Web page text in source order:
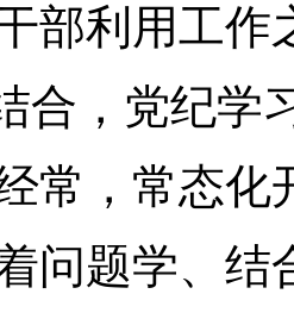
部利用工
合，党纪学
常，常态
问题学、结